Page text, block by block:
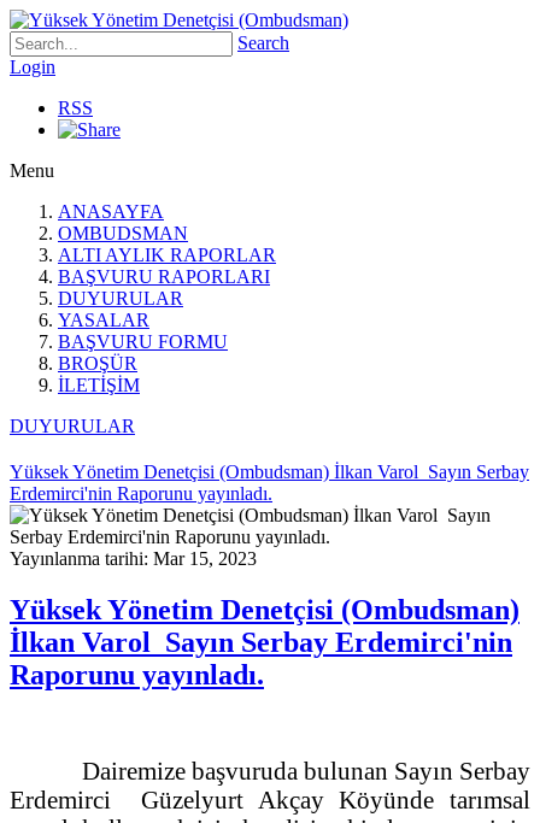
Search
Login
RSS
Menu
ANASAYFA
OMBUDSMAN
ALTI AYLIK RAPORLAR
BAŞVURU RAPORLARI
DUYURULAR
YASALAR
BAŞVURU FORMU
BROŞÜR
İLETİŞİM
DUYURULAR
Yüksek Yönetim Denetçisi (Ombudsman) İlkan Varol Sayın Serbay
Erdemirci'nin Raporunu yayınladı.
Yayınlanma tarihi: Mar 15, 2023
Yüksek Yönetim Denetçisi (Ombudsman)
İlkan Varol Sayın Serbay Erdemirci'nin
Raporunu yayınladı.
Dairemize başvuruda bulunan Sayın Serbay
Erdemirci Güzelyurt Akçay Köyünde tarımsal